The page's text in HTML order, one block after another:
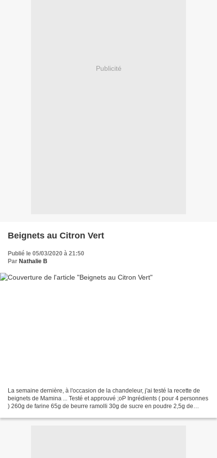
Publicité
Beignets au Citron Vert
Publié le 05/03/2020 à 21:50
Par Nathalie B
La semaine dernière, à l'occasion de la chandeleur, j'ai testé la recette de
beignets de Mamina ... Testé et approuvé ;oP Ingrédients ( pour 4 personnes
) 260g de farine 65g de beurre ramolli 30g de sucre en poudre 2,5g de